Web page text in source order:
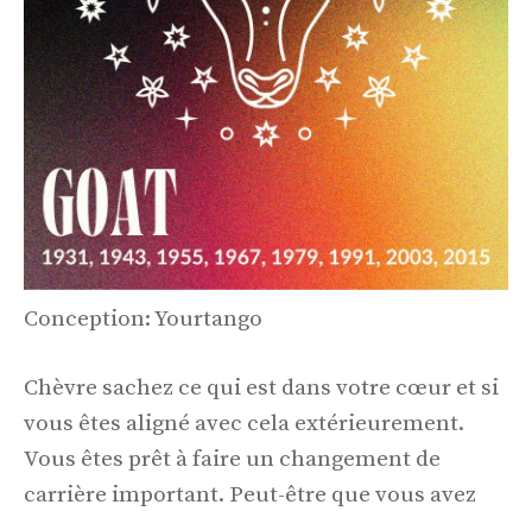
Conception: Yourtango
Chèvre sachez ce qui est dans votre cœur et si
vous êtes aligné avec cela extérieurement.
Vous êtes prêt à faire un changement de
carrière important. Peut-être que vous avez